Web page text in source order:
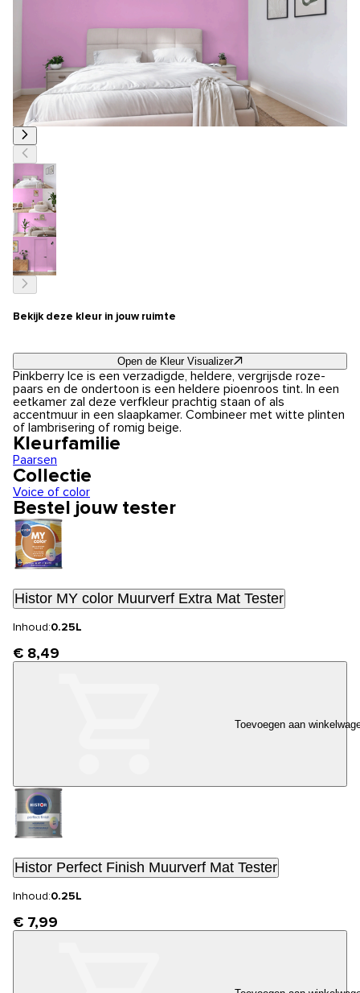
Bekijk deze kleur in jouw ruimte
Open de Kleur Visualizer
Pinkberry Ice is een verzadigde, heldere, vergrijsde roze-
paars en de ondertoon is een heldere pioenroos tint. In een
eetkamer zal deze verfkleur prachtig staan of als
accentmuur in een slaapkamer. Combineer met witte plinten
of lambrisering of romig beige.
Kleurfamilie
Paarsen
Collectie
Voice of color
Bestel jouw tester
Histor MY color Muurverf Extra Mat Tester
Inhoud:0.25L
€ 8,49
Toevoegen aan
Histor Perfect Finish Muurverf Mat Tester
Inhoud:0.25L
€ 7,99